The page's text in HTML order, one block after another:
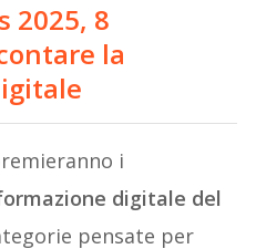
2025, 8
la
i
digitale del
pensate per